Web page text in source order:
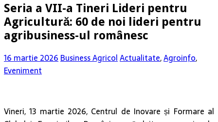
Seria a VII-a Tineri Lideri pentru
Agricultură: 60 de noi lideri pentru
agribusiness-ul românesc
16 martie 2026Business AgricolActualitate,Agroinfo,
Eveniment
Vineri, 13 martie 2026, Centrul de Inovare și Formare al